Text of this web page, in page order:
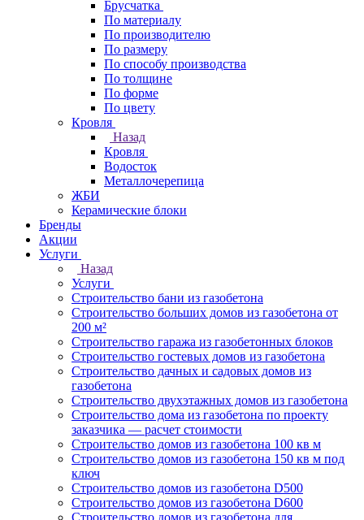
Брусчатка
По материалу
По производителю
По размеру
По способу производства
По толщине
По форме
По цвету
Кровля
Назад
Кровля
Водосток
Металлочерепица
ЖБИ
Керамические блоки
Бренды
Акции
Услуги
Назад
Услуги
Строительство бани из газобетона
Строительство больших домов из газобетона от
200 м²
Строительство гаража из газобетонных блоков
Строительство гостевых домов из газобетона
Строительство дачных и садовых домов из
газобетона
Строительство двухэтажных домов из газобетона
Строительство дома из газобетона по проекту
заказчика — расчет стоимости
Строительство домов из газобетона 100 кв м
Строительство домов из газобетона 150 кв м под
ключ
Строительство домов из газобетона D500
Строительство домов из газобетона D600
Строительство домов из газобетона для